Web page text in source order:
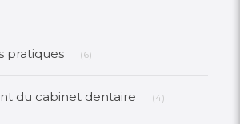
pratiques (6)
du cabinet dentaire (4)